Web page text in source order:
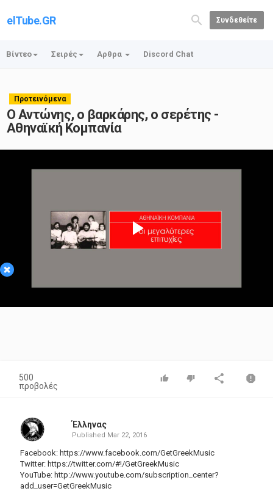
elTube.GR Συνδεθείτε
Βίντεο Σειρές Αρθρα Discord Chat
Προτεινόμενα
Ο Αντώνης, ο βαρκάρης, ο σερέτης -
Αθηναϊκή Κομπανία
×
Play
Video
500
προβολές
Έλληνας
Published Mar 22, 2016
Facebook: https://www.facebook.com/GetGreekMusic
Twitter: https://twitter.com/#!/GetGreekMusic
YouTube: http://www.youtube.com/subscription_center?
add_user=GetGreekMusic